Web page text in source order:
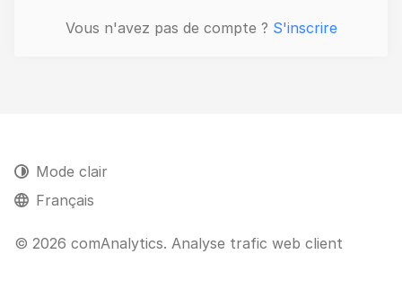
Vous n'avez pas de compte ? S'inscrire
© 2026 comAnalytics. Analyse trafic web client
Mode clair
Français